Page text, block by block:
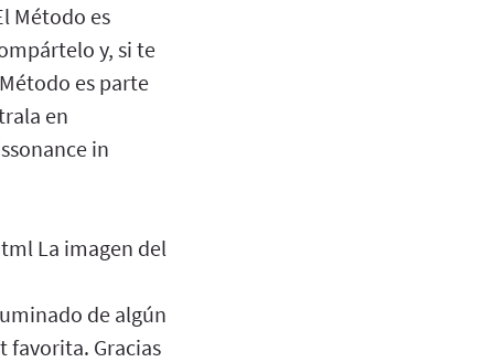
Método es
y, si te
es parte
en
in
La imagen del
de algún
favorita. Gracias